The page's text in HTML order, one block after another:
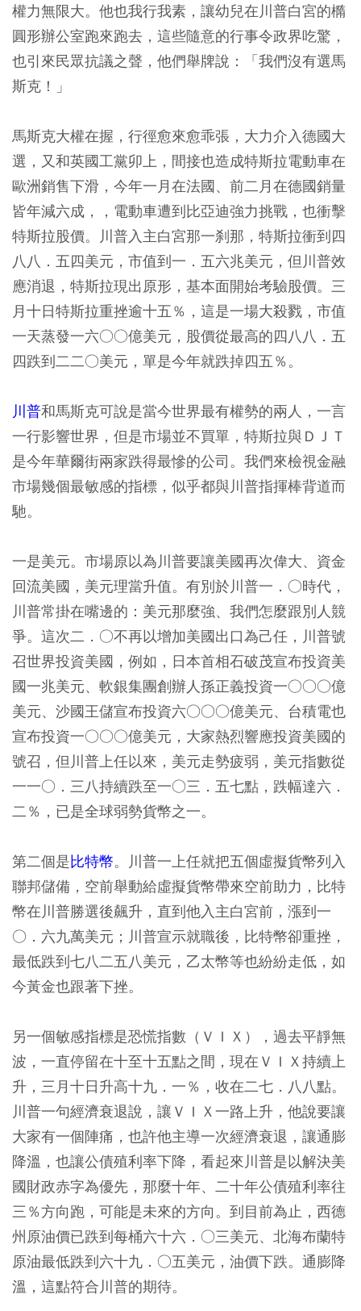
權力無限大。他也我行我素，讓幼兒在川普白宮的橢
圓形辦公室跑來跑去，這些隨意的行事令政界吃驚，
也引來民眾抗議之聲，他們舉牌說：「我們沒有選馬
斯克！」
馬斯克大權在握，行徑愈來愈乖張，大力介入德國大
選，又和英國工黨卯上，間接也造成特斯拉電動車在
歐洲銷售下滑，今年一月在法國、前二月在德國銷量
皆年減六成，，電動車遭到比亞迪強力挑戰，也衝擊
特斯拉股價。川普入主白宮那一刹那，特斯拉衝到四
八八．五四美元，市值到一．五六兆美元，但川普效
應消退，特斯拉現出原形，基本面開始考驗股價。三
月十日特斯拉重挫逾十五％，這是一場大殺戮，市值
一天蒸發一六○○億美元，股價從最高的四八八．五
四跌到二二○美元，單是今年就跌掉四五％。
川普和馬斯克可說是當今世界最有權勢的兩人，一言
一行影響世界，但是市場並不買單，特斯拉與ＤＪＴ
是今年華爾街兩家跌得最慘的公司。我們來檢視金融
市場幾個最敏感的指標，似乎都與川普指揮棒背道而
馳。
一是美元。市場原以為川普要讓美國再次偉大、資金
回流美國，美元理當升值。有別於川普一．○時代，
川普常掛在嘴邊的：美元那麼強、我們怎麼跟別人競
爭。這次二．○不再以增加美國出口為己任，川普號
召世界投資美國，例如，日本首相石破茂宣布投資美
國一兆美元、軟銀集團創辦人孫正義投資一○○○億
美元、沙國王儲宣布投資六○○○億美元、台積電也
宣布投資一○○○億美元，大家熱烈響應投資美國的
號召，但川普上任以來，美元走勢疲弱，美元指數從
一一○．三八持續跌至一○三．五七點，跌幅達六．
二％，已是全球弱勢貨幣之一。
第二個是比特幣。川普一上任就把五個虛擬貨幣列入
聯邦儲備，空前舉動給虛擬貨幣帶來空前助力，比特
幣在川普勝選後飆升，直到他入主白宮前，漲到一
○．六九萬美元；川普宣示就職後，比特幣卻重挫，
最低跌到七八二五八美元，乙太幣等也紛紛走低，如
今黃金也跟著下挫。
另一個敏感指標是恐慌指數（ＶＩＸ），過去平靜無
波，一直停留在十至十五點之間，現在ＶＩＸ持續上
升，三月十日升高十九．一％，收在二七．八八點。
川普一句經濟衰退說，讓ＶＩＸ一路上升，他說要讓
大家有一個陣痛，也許他主導一次經濟衰退，讓通膨
降溫，也讓公債殖利率下降，看起來川普是以解決美
國財政赤字為優先，那麼十年、二十年公債殖利率往
三％方向跑，可能是未來的方向。到目前為止，西德
州原油價已跌到每桶六十六．○三美元、北海布蘭特
原油最低跌到六十九．○五美元，油價下跌。通膨降
溫，這點符合川普的期待。